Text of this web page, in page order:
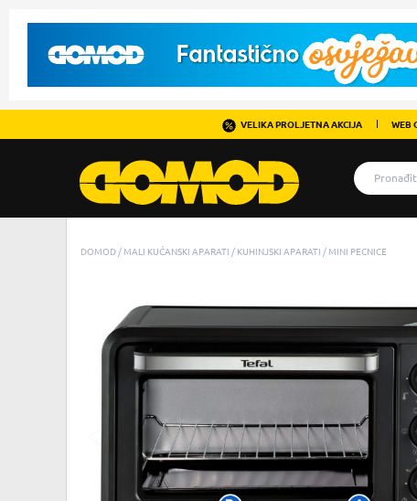
VELIKA PROLJETNA AKCIJA WEB
DOMOD MALI KUĆANSKI APARATI KUHINJSKI APARATI MINI PECNICE